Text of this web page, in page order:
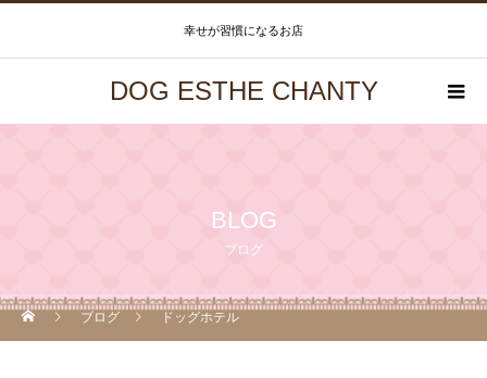
幸せが習慣になるお店
DOG ESTHE CHANTY
BLOG
ブログ
ブログ ドッグホテル